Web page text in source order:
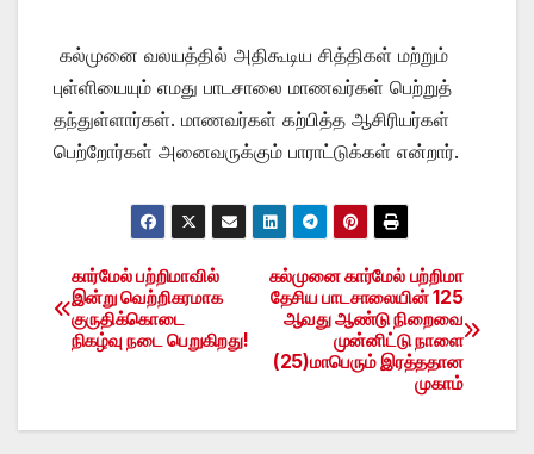
கல்முனை வலயத்தில் அதிகூடிய சித்திகள் மற்றும்
புள்ளியையும் எமது பாடசாலை மாணவர்கள் பெற்றுத்
தந்துள்ளார்கள். மாணவர்கள் கற்பித்த ஆசிரியர்கள்
பெற்றோர்கள் அனைவருக்கும் பாராட்டுக்கள் என்றார்.
Post
navigation
கல்முனை கார்மேல் பற்றிமா
தேசிய பாடசாலையின் 125
ஆவது ஆண்டு நிறைவை
முன்னிட்டு நாளை
(25)மாபெரும் இரத்ததான
முகாம்
கார்மேல் பற்றிமாவில்
இன்று வெற்றிகரமாக
குருதிக்கொடை
நிகழ்வு நடை பெறுகிறது!